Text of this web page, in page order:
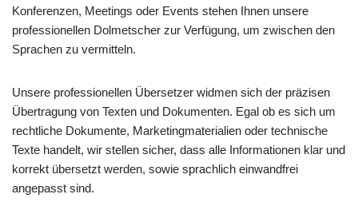
Konferenzen, Meetings oder Events stehen Ihnen unsere
professionellen Dolmetscher zur Verfügung, um zwischen den
Sprachen zu vermitteln.
Unsere professionellen Übersetzer widmen sich der präzisen
Übertragung von Texten und Dokumenten. Egal ob es sich um
rechtliche Dokumente, Marketingmaterialien oder technische
Texte handelt, wir stellen sicher, dass alle Informationen klar und
korrekt übersetzt werden, sowie sprachlich einwandfrei
angepasst sind.